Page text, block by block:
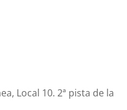
Local 10. 2ª pista de la